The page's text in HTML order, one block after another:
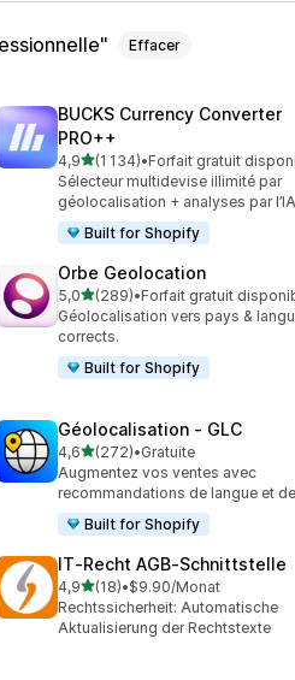
Effacer
BUCKS Currency Converter
PRO++
4,9étoile(s) sur 5
(1 134)
1134 avis au total
•Forfait gratuit
Sélecteur multidevise illimité par
géolocalisation + analyses par l’IA
Built for Shopify
Orbe Geolocation
5,0étoile(s) sur 5
(289)
289 avis au total
•Forfait gratuit
Géolocalisation vers pays &
corrects.
Built for Shopify
Géolocalisation ‑ GLC
4,6étoile(s) sur 5
(272)
272 avis au total
•Gratuite
Augmentez vos ventes avec
recommandations de langue et
Built for Shopify
IT‑Recht AGB‑Schnittstelle
4,9étoile(s) sur 5
(18)
18 avis au total
•$9.90/Monat
Rechtssicherheit: Automatische
Aktualisierung der Rechtstexte